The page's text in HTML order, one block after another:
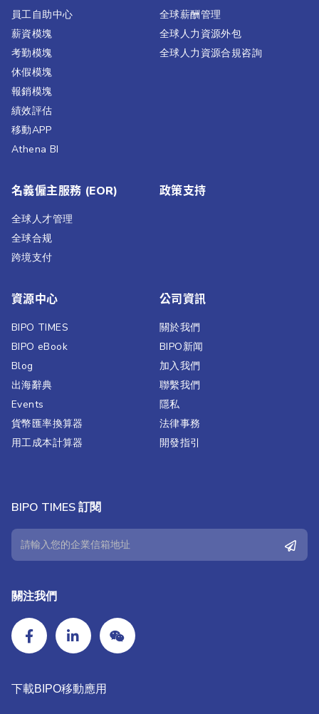
員工自助中心
薪資模塊
考勤模塊
休假模塊
報銷模塊
績效評估​
移動APP
Athena BI
全球薪酬管理
全球人力資源外包
全球人力資源合規咨詢
名義僱主服務 (EOR)
全球人才管理
全球合规
跨境支付
政策支持
資源中心
BIPO TIMES
BIPO eBook
Blog
出海辭典
Events
貨幣匯率換算器
用工成本計算器
公司資訊
關於我們
BIPO新闻​
加入我們
聯繫我們​
隱私
法律事務
開發指引
BIPO TIMES 訂閱
關注我們
下載BIPO移動應用